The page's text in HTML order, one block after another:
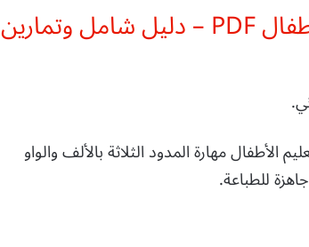
تحميل أوراق عمل لتعليم مهارة المدود للأطفال PDF – دليل شامل وتمارين
الأطفال مهارة المدود الثلاثة بالألف والواو